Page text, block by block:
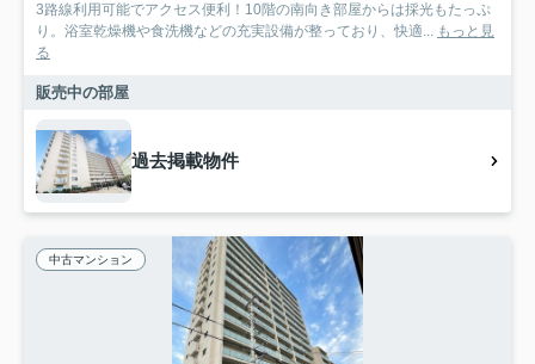
3路線利用可能でアクセス便利！10階の南向き部屋からは採光もたっぷ
り。浴室乾燥機や食洗機などの充実設備が整っており、快適... もっと見
る
販売中の部屋
過去掲載物件
中古マンション